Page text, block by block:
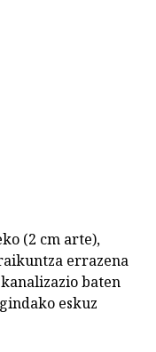
(2 cm arte),
errazena
baten
eskuz